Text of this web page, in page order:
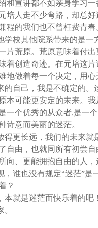
和宣讲都不如亲身学习一
培人走不少弯路，却总
程的我们也不曾枉费青春
学校其他院系带来的是一
片荒原。荒原意味着付
着创造奇迹。在元培这
地做着每一个决定，用
的自己，我是不确定的
本可能更安定的未来。
一个优秀的从众者,是一
诗意而美丽的迷茫。
得更长远，我们的未来
自由，也就同所有初尝
向、更能拥抱自由的人，
，谁也没有规定“迷茫”
？
本就是迷茫而快乐着的吧！